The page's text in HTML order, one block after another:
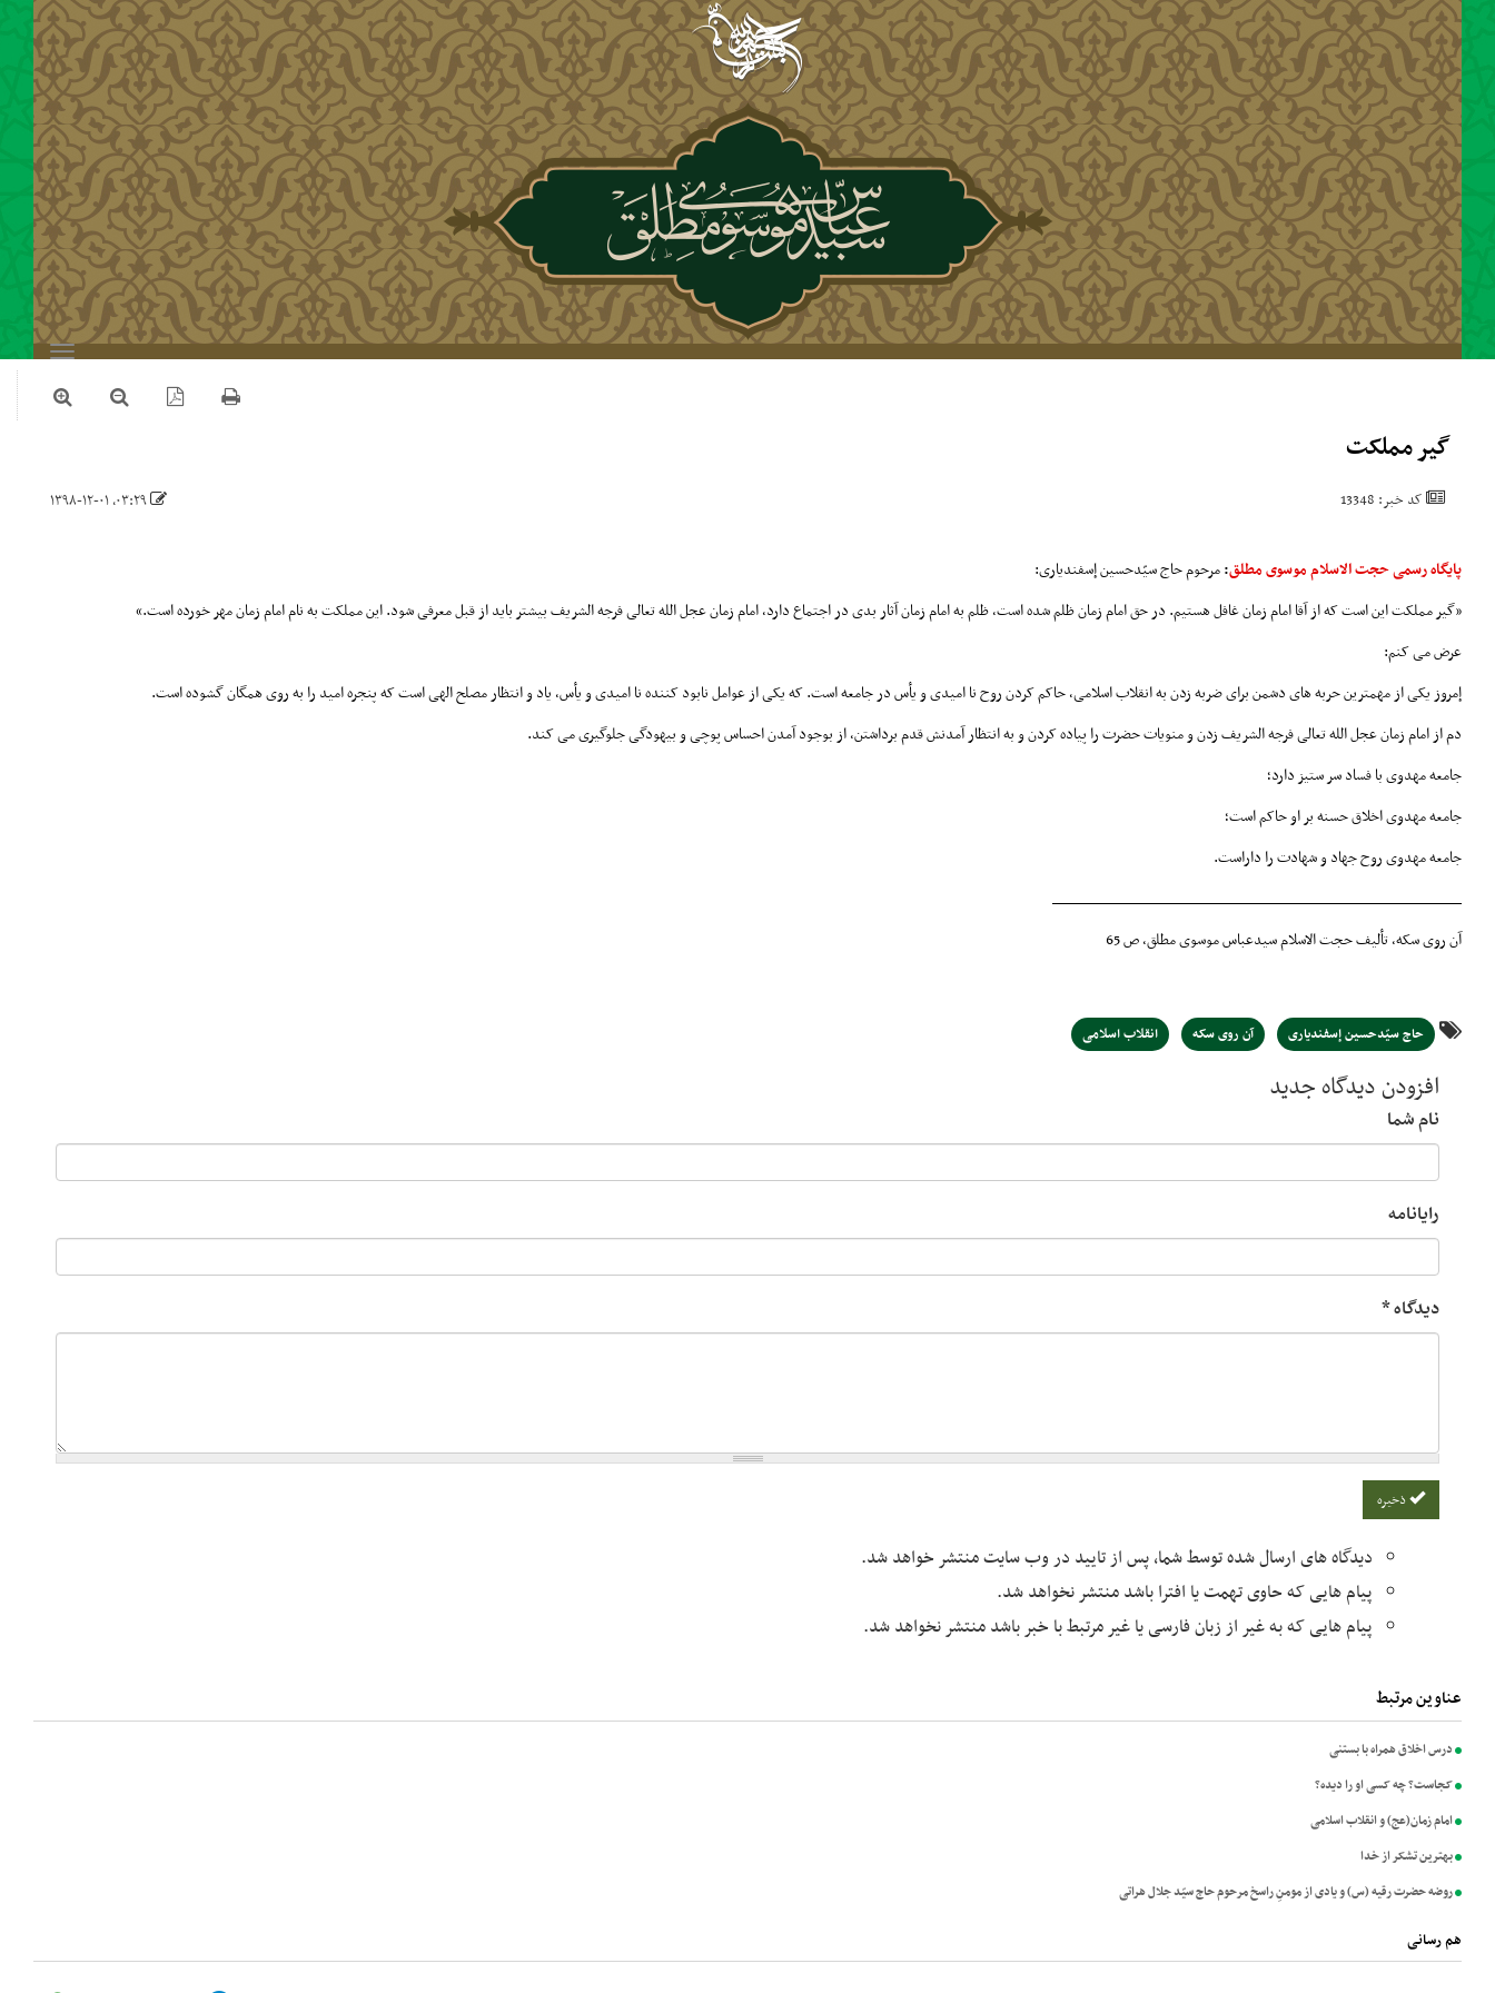
رفتن به محتوای اصلی
Toggle
navigation
گیر مملکت
کد خبر: 13348
پایگاه رسمی حجت الاسلام موسوی مطلق:مرحوم حاج سیّدحسین إسفندیاری:
«گیر مملکت این است که از آقا امام زمان غافل هستیم. در حق امام زمان ظلم شده است، ظلم به امام زمان آثار بدی در اجتماع دارد، امام زمان عجل الله تعالی فرجه الشریف بیشتر باید از قبل معرفی شود. این مملکت به نام امام زمان مهر خورده است.»
عرض می کنم:
إمروز یکی از مهمترین حربه های دشمن برای ضربه زدن به انقلاب اسلامی، حاکم کردن روح نا امیدی و یأس در جامعه است. که یکی از عوامل نابود کننده نا امیدی و یأس، یاد و انتظار مصلح الهی است که پنجره امید را به روی همگان گشوده است.
دم از امام زمان عجل الله تعالی فرجه الشریف زدن و منویات حضرت را پیاده کردن و به انتظار آمدنش قدم برداشتن، از بوجود آمدن احساس پوچی و بیهودگی جلوگیری می کند.
جامعه مهدوی با فساد سر ستیز دارد؛
جامعه مهدوی اخلاق حسنه بر او حاکم است؛
جامعه مهدوی روح جهاد و شهادت را داراست.
______________________________________________
آن روی سکه، تألیف حجت الاسلام سیدعباس موسوی مطلق، ص 65
حاج سیّدحسین إسفندیاری آن روی سکه انقلاب اسلامی
افزودن دیدگاه جدید
نام شما
رایانامه
دیدگاه*
دیدگاه های ارسال شده توسط شما، پس از تایید در وب سایت منتشر خواهد شد.
پیام هایی که حاوی تهمت یا افترا باشد منتشر نخواهد شد.
پیام هایی که به غیر از زبان فارسی یا غیر مرتبط با خبر باشد منتشر نخواهد شد.
عناوین مرتبط
درس اخلاق همراه با بستنی
کجاست؟ چه کسی او را دیده؟
امام زمان(عج) و انقلاب اسلامی
بهترین تشکر از خدا
روضه حضرت رقیه (س) و یادی از مومنِ راسخ مرحوم حاج سیّد جلال هراتی
هم رسانی